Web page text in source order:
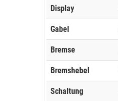
Display
Gabel
Bremse
Bremshebel
Schaltung